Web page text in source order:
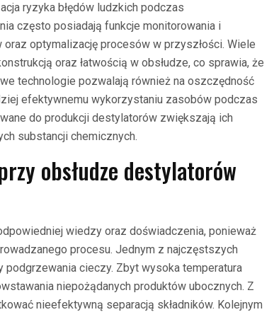
ryzyka błędów ludzkich podczas
często posiadają funkcje monitorowania i
optymalizację procesów w przyszłości. Wiele
oraz łatwością w obsłudze, co sprawia, że
technologie pozwalają również na oszczędność
efektywnemu wykorzystaniu zasobów podczas
do produkcji destylatorów zwiększają ich
substancji chemicznych.
obsłudze destylatorów
wiedzy oraz doświadczenia, ponieważ
procesu. Jednym z najczęstszych
podgrzewania cieczy. Zbyt wysoka temperatura
niepożądanych produktów ubocznych. Z
nieefektywną separacją składników. Kolejnym